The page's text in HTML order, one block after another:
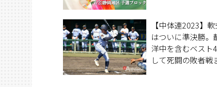
【中体連2023】
はついに準決勝。
洋中を含むベスト
して死闘の敗者戦